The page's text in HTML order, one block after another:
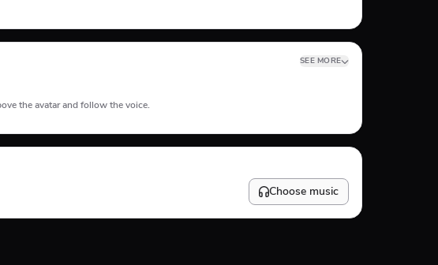
SEE MORE
the avatar and follow the voice.
Choose music